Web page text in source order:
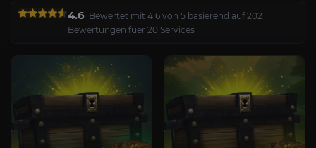
4.6 Bewertet mit 4.6 von 5 basierend auf 202
Bewertungen fuer 20 Services